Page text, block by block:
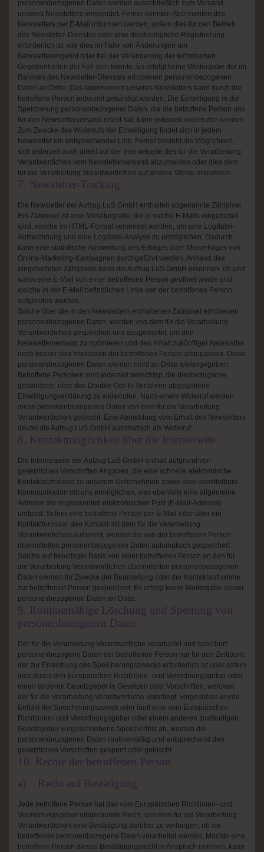
personenbezogenen Daten werden ausschließlich zum Versand
unseres Newsletters verwendet. Ferner könnten Abonnenten des
Newsletters per E-Mail informiert werden, sofern dies für den Betrieb
des Newsletter-Dienstes oder eine diesbezügliche Registrierung
erforderlich ist, wie dies im Falle von Änderungen am
Newsletterangebot oder bei der Veränderung der technischen
Gegebenheiten der Fall sein könnte. Es erfolgt keine Weitergabe der im
Rahmen des Newsletter-Dienstes erhobenen personenbezogenen
Daten an Dritte. Das Abonnement unseres Newsletters kann durch die
betroffene Person jederzeit gekündigt werden. Die Einwilligung in die
Speicherung personenbezogener Daten, die die betroffene Person uns
für den Newsletterversand erteilt hat, kann jederzeit widerrufen werden.
Zum Zwecke des Widerrufs der Einwilligung findet sich in jedem
Newsletter ein entsprechender Link. Ferner besteht die Möglichkeit,
sich jederzeit auch direkt auf der Internetseite des für die Verarbeitung
Verantwortlichen vom Newsletterversand abzumelden oder dies dem
für die Verarbeitung Verantwortlichen auf andere Weise mitzuteilen.
7. Newsletter-Tracking
Die Newsletter der Aufzug LuS GmbH enthalten sogenannte Zählpixel.
Ein Zählpixel ist eine Miniaturgrafik, die in solche E-Mails eingebettet
wird, welche im HTML-Format versendet werden, um eine Logdatei-
Aufzeichnung und eine Logdatei-Analyse zu ermöglichen. Dadurch
kann eine statistische Auswertung des Erfolges oder Misserfolges von
Online-Marketing-Kampagnen durchgeführt werden. Anhand des
eingebetteten Zählpixels kann die Aufzug LuS GmbH erkennen, ob und
wann eine E-Mail von einer betroffenen Person geöffnet wurde und
welche in der E-Mail befindlichen Links von der betroffenen Person
aufgerufen wurden.
Solche über die in den Newslettern enthaltenen Zählpixel erhobenen
personenbezogenen Daten, werden von dem für die Verarbeitung
Verantwortlichen gespeichert und ausgewertet, um den
Newsletterversand zu optimieren und den Inhalt zukünftiger Newsletter
noch besser den Interessen der betroffenen Person anzupassen. Diese
personenbezogenen Daten werden nicht an Dritte weitergegeben.
Betroffene Personen sind jederzeit berechtigt, die diesbezügliche
gesonderte, über das Double-Opt-In-Verfahren abgegebene
Einwilligungserklärung zu widerrufen. Nach einem Widerruf werden
diese personenbezogenen Daten von dem für die Verarbeitung
Verantwortlichen gelöscht. Eine Abmeldung vom Erhalt des Newsletters
deutet die Aufzug LuS GmbH automatisch als Widerruf.
8. Kontaktmöglichkeit über die Internetseite
Die Internetseite der Aufzug LuS GmbH enthält aufgrund von
gesetzlichen Vorschriften Angaben, die eine schnelle elektronische
Kontaktaufnahme zu unserem Unternehmen sowie eine unmittelbare
Kommunikation mit uns ermöglichen, was ebenfalls eine allgemeine
Adresse der sogenannten elektronischen Post (E-Mail-Adresse)
umfasst. Sofern eine betroffene Person per E-Mail oder über ein
Kontaktformular den Kontakt mit dem für die Verarbeitung
Verantwortlichen aufnimmt, werden die von der betroffenen Person
übermittelten personenbezogenen Daten automatisch gespeichert.
Solche auf freiwilliger Basis von einer betroffenen Person an den für
die Verarbeitung Verantwortlichen übermittelten personenbezogenen
Daten werden für Zwecke der Bearbeitung oder der Kontaktaufnahme
zur betroffenen Person gespeichert. Es erfolgt keine Weitergabe dieser
personenbezogenen Daten an Dritte.
9. Routinemäßige Löschung und Sperrung von
personenbezogenen Daten
Der für die Verarbeitung Verantwortliche verarbeitet und speichert
personenbezogene Daten der betroffenen Person nur für den Zeitraum,
der zur Erreichung des Speicherungszwecks erforderlich ist oder sofern
dies durch den Europäischen Richtlinien- und Verordnungsgeber oder
einen anderen Gesetzgeber in Gesetzen oder Vorschriften, welchen
der für die Verarbeitung Verantwortliche unterliegt, vorgesehen wurde.
Entfällt der Speicherungszweck oder läuft eine vom Europäischen
Richtlinien- und Verordnungsgeber oder einem anderen zuständigen
Gesetzgeber vorgeschriebene Speicherfrist ab, werden die
personenbezogenen Daten routinemäßig und entsprechend den
gesetzlichen Vorschriften gesperrt oder gelöscht.
10. Rechte der betroffenen Person
a) Recht auf Bestätigung
Jede betroffene Person hat das vom Europäischen Richtlinien- und
Verordnungsgeber eingeräumte Recht, von dem für die Verarbeitung
Verantwortlichen eine Bestätigung darüber zu verlangen, ob sie
betreffende personenbezogene Daten verarbeitet werden. Möchte eine
betroffene Person dieses Bestätigungsrecht in Anspruch nehmen, kann